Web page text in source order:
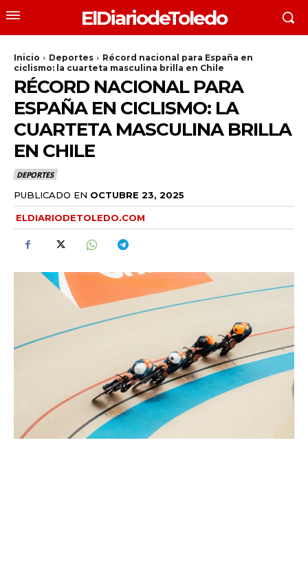
ElDiariodeToledo
Inicio Deportes
Récord nacional para España en
ciclismo: la cuarteta masculina brilla en Chile
RÉCORD NACIONAL PARA
ESPAÑA EN CICLISMO: LA
CUARTETA MASCULINA BRILLA
EN CHILE
DEPORTES
PUBLICADO EN OCTUBRE 23, 2025
ELDIARIODETOLEDO.COM